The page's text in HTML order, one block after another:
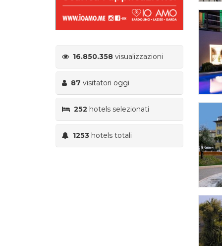
16.850.358 visualizzazioni
87 visitatori oggi
252 hotels selezionati
1253 hotels totali